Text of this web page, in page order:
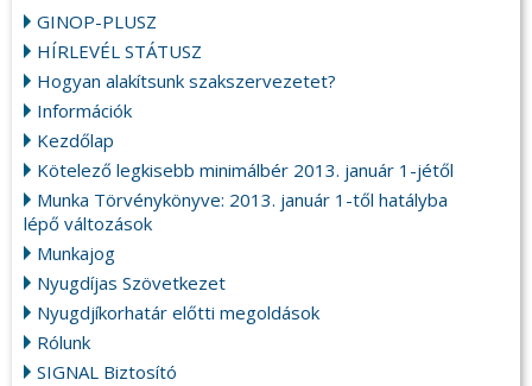
GINOP-PLUSZ
HÍRLEVÉL STÁTUSZ
Hogyan alakítsunk szakszervezetet?
Információk
Kezdőlap
Kötelező legkisebb minimálbér 2013. január 1-jétől
Munka Törvénykönyve: 2013. január 1-től hatályba
lépő változások
Munkajog
Nyugdíjas Szövetkezet
Nyugdjíkorhatár előtti megoldások
Rólunk
SIGNAL Biztosító